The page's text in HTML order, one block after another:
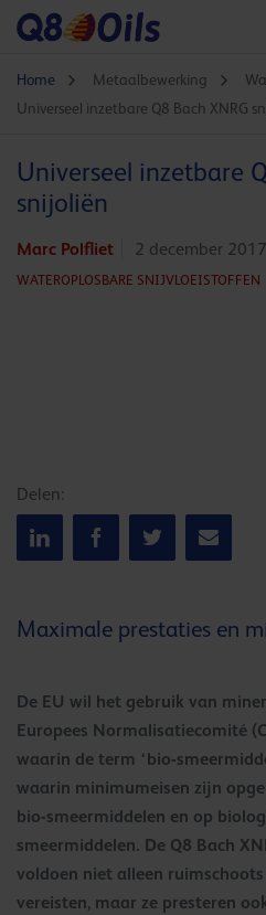
Home Metaalbewerking
Universeel inzetbare Q8 Bach XNRG
Universeel inzetbare
snijoliën
Marc Polfliet 2 december 2017
WATEROPLOSBARE SNIJVLOEISTOFFEN
Delen:
Maximale prestaties en
De EU wil het gebruik van
Europees Normalisatiecomité
waarin de term ‘bio-
waarin minimumeisen zijn
bio-smeermiddelen en op
smeermiddelen. De Q8 Bach
voldoen niet alleen
vereisten, maar ze presteren